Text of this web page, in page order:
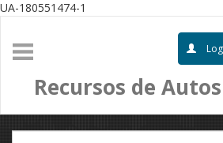
UA-180551474-1
Recursos de